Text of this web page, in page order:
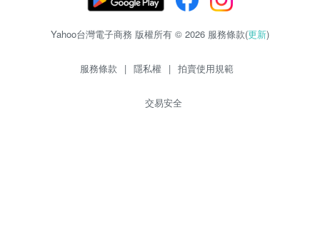
Yahoo台灣電子商務 版權所有 © 2026 服務條款(更新)
服務條款 | 隱私權 | 拍賣使用規範
交易安全